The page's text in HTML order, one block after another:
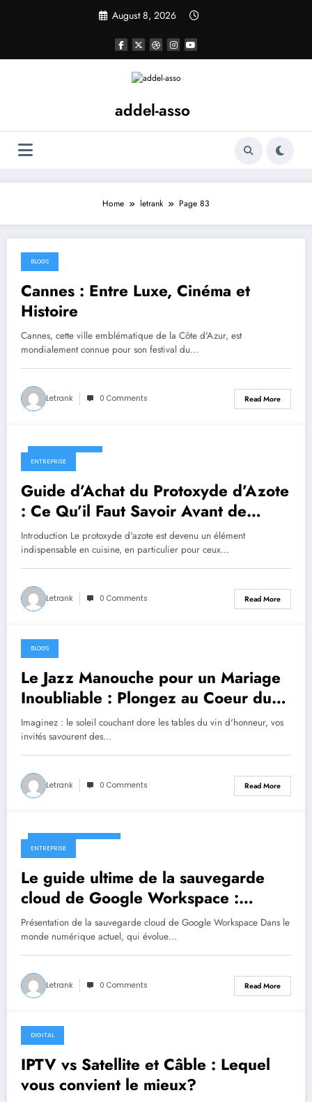
August 8, 2026
addel-asso
Home letrank Page 83
October 12, 2024
BLOGS
Cannes : Entre Luxe, Cinéma et
Histoire
Cannes, cette ville emblématique de la Côte d'Azur, est
mondialement connue pour son festival du…
Letrank 0 Comments Read More
October 4, 2024
ENTREPRISE
Guide d’Achat du Protoxyde d’Azote
: Ce Qu’il Faut Savoir Avant de
l’Utiliser en Cuisine
Introduction Le protoxyde d'azote est devenu un élément
indispensable en cuisine, en particulier pour ceux…
Letrank 0 Comments Read More
September 28, 2024
BLOGS
Le Jazz Manouche pour un Mariage
Inoubliable : Plongez au Coeur du
Swing
Imaginez : le soleil couchant dore les tables du vin d'honneur, vos
invités savourent des…
Letrank 0 Comments Read More
September 26, 2024
ENTREPRISE
Le guide ultime de la sauvegarde
cloud de Google Workspace :
protéger vos données à l’ère du
numérique
Présentation de la sauvegarde cloud de Google Workspace Dans le
monde numérique actuel, qui évolue…
Letrank 0 Comments Read More
September 25, 2024
DIGITAL
IPTV vs Satellite et Câble : Lequel
vous convient le mieux?